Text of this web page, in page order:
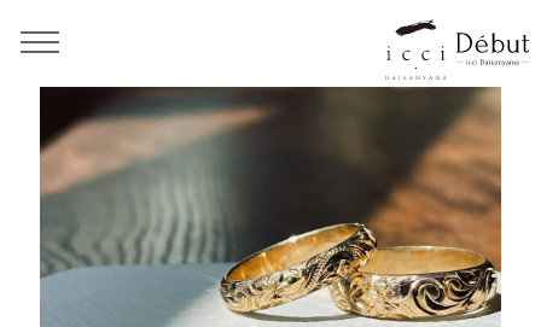
手作り結婚指輪・婚約指輪・ペアリング icci 代官山